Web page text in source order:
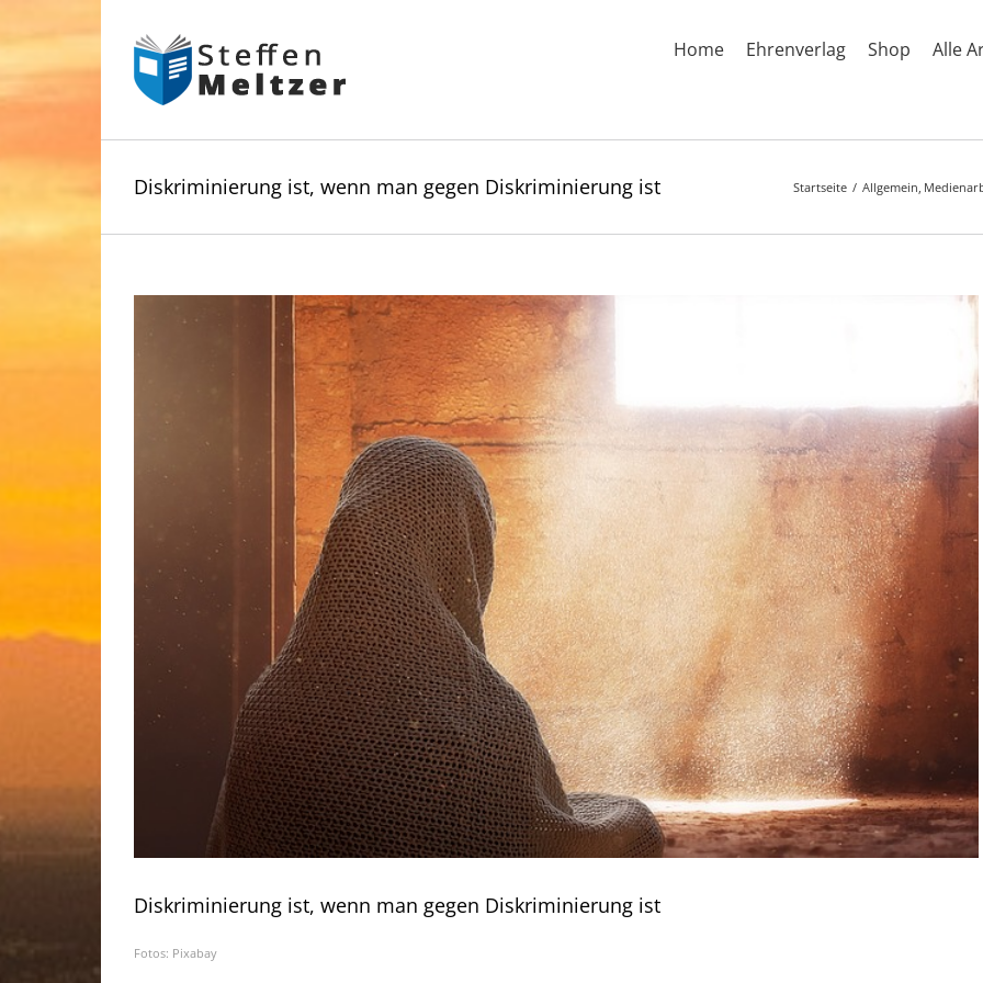
content
Home Ehrenverlag Shop Alle
Diskriminierung ist, wenn man gegen Diskriminierung ist Startseite Allgemein
grösseres
Diskriminierung ist, wenn man gegen Diskriminierung ist
Fotos: Pixabay